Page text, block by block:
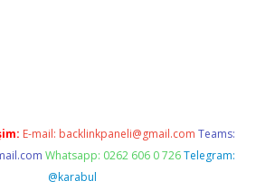
E-mail: backlinkpaneli@gmail.com Teams:
Whatsapp: 0262 606 0 726 Telegram:
@karabul